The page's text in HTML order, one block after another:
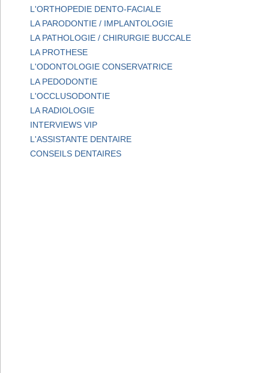
L'ORTHOPEDIE DENTO-FACIALE
LA PARODONTIE / IMPLANTOLOGIE
LA PATHOLOGIE / CHIRURGIE BUCCALE
LA PROTHESE
L'ODONTOLOGIE CONSERVATRICE
LA PEDODONTIE
L'OCCLUSODONTIE
LA RADIOLOGIE
INTERVIEWS VIP
L'ASSISTANTE DENTAIRE
CONSEILS DENTAIRES